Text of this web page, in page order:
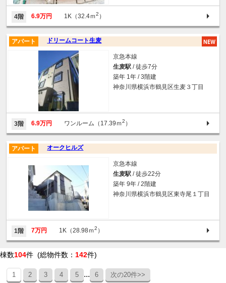
4階 6.9万円 1K（32.4ｍ2 ）
ドリームコート生麦
アパート
京急本線
生麦駅 / 徒歩7分
築年 1年 / 3階建
神奈川県横浜市鶴見区生麦３丁目
3階 6.9万円 ワンルーム（17.39ｍ2 ）
オークヒルズ
アパート
京急本線
生麦駅 / 徒歩22分
築年 9年 / 2階建
神奈川県横浜市鶴見区東寺尾１丁目
1階 7万円 1K（28.98ｍ2 ）
棟数104件 (総物件数： 142件)
1 2 3 4 5 ... 6 次の20件>>